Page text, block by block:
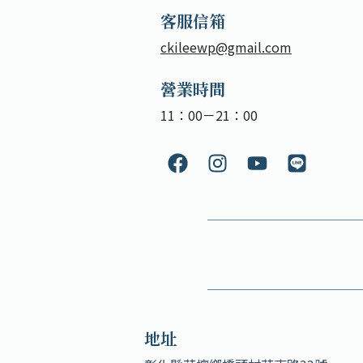
客服信箱
ckileewp@gmail.com
營業時間
11：00－21：00
地址